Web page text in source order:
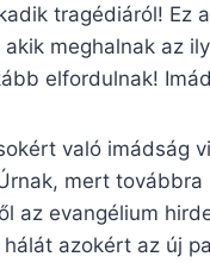
tragédiáról! Ez
meghalnak az
elfordulnak!
való imádság
mert
az evangélium
azokért az új